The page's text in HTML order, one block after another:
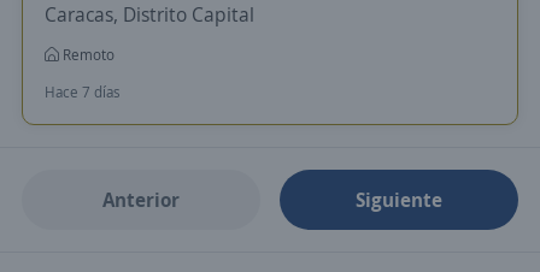
Caracas, Distrito Capital
Remoto
Hace 7 días
Anterior Siguiente